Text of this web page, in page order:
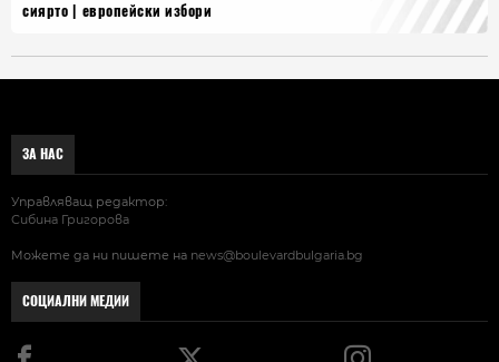
сиярто
европейски избори
ЗА НАС
Управляващ редактор:
Сибина Григорова
Можете да ни пишете на news@boulevardbulgaria.bg
СОЦИАЛНИ МЕДИИ